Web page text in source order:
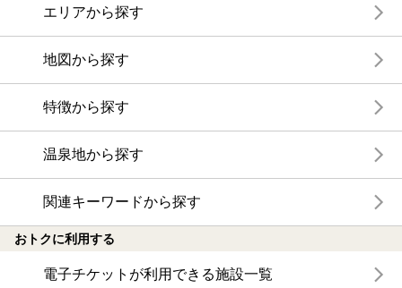
エリアから探す
地図から探す
特徴から探す
温泉地から探す
関連キーワードから探す
おトクに利用する
電子チケットが利用できる施設一覧